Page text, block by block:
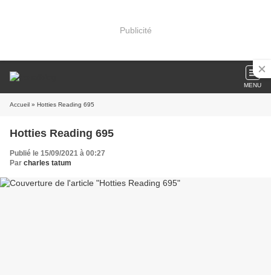
Publicité
MENU
Accueil » Hotties Reading 695
Hotties Reading 695
Publié le 15/09/2021 à 00:27
Par charles tatum